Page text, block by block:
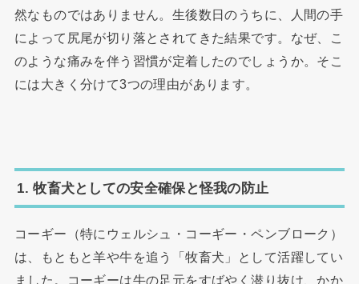
然なものではありません。生後数日のうちに、人間の手
によって尻尾が切り落とされてきた結果です。なぜ、こ
のような痛みを伴う習慣が定着したのでしょうか。そこ
には大きく分けて3つの理由があります。
1. 牧畜犬としての安全確保と怪我の防止
コーギー（特にウェルシュ・コーギー・ペンブローク）
は、もともと羊や牛を追う「牧畜犬」として活躍してい
ました。コーギーは牛の足元をすばやく潜り抜け、かか